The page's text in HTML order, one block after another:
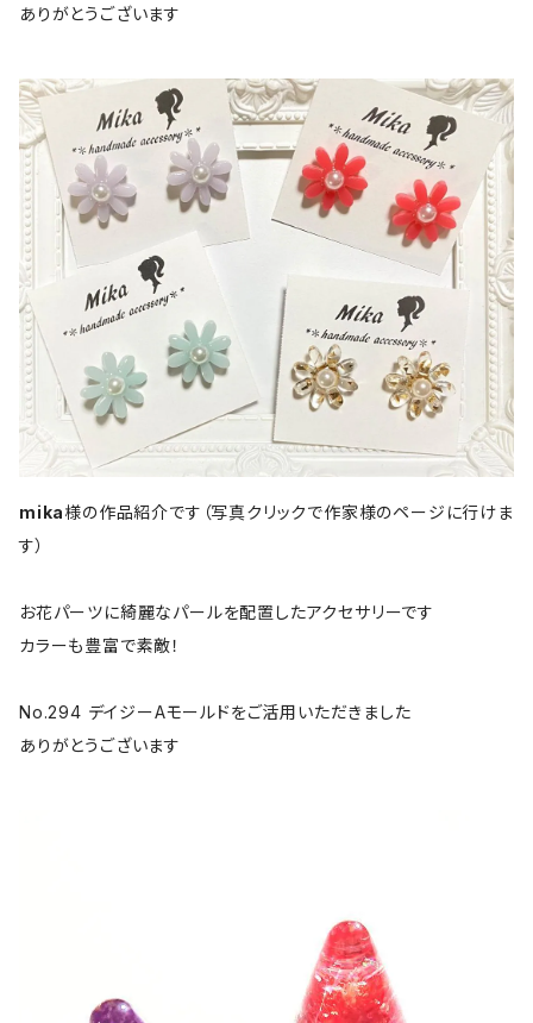
ありがとうございます
mika様の作品紹介です（写真クリックで作家様のページに行けま
す）
お花パーツに綺麗なパールを配置したアクセサリーです
カラーも豊富で素敵！
No.294 デイジーAモールドをご活用いただきました
ありがとうございます